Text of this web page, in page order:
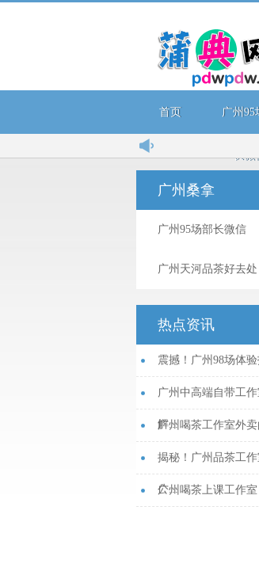
首页 广州95
长微
广州桑拿
广州95场部长微信
广州天河品茶好去处
热点资讯
震撼！广州98场体
广州中高端自带工
解...
广州喝茶工作室外
揭秘！广州品茶工
公...
广州喝茶上课工作